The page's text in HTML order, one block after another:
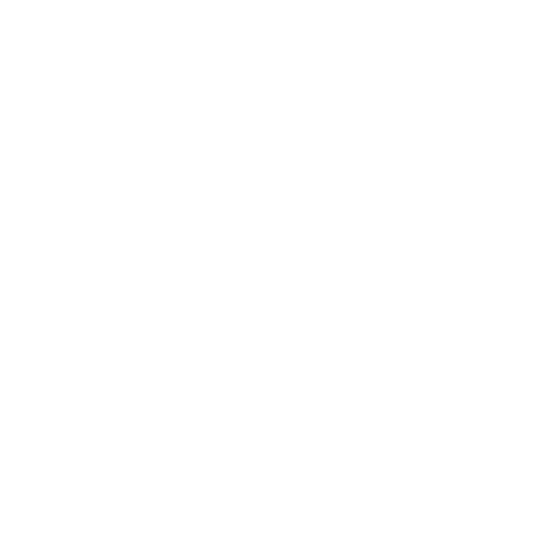
сведения, полномочия и параметры, чтобы предоставить
для ИТ-сотрудников
пакетирования страниц и компонентов для сайта портала
ИТ-сотрудников
на страницах сведений об инцидентах и обращениях на портале
параметры безопасности полей для управления доступными для
сотрудников и обеспечивает им доступ только к сведениям,
самообслуживания, требуют утверждения менеджером.
Agentforce для IT-служб
для добавления инцидентов и обращений в результаты
ИТ-служб
на портал Agentforce Employee для предоставления помощи в
улучшив поддержку и предоставление услуг.
Agentforce для IT-сотрудников
для отображения предложений ИТ-служб сотрудникам.